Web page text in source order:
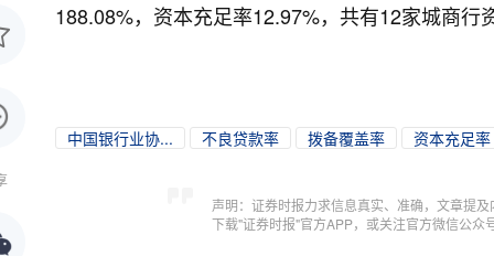
188.08%，资本充足率12.97%，共有12家城商
中国银行业协... 不良贷款率 拨备覆盖率 资本充足率
声明：证券时报力求信息真实、准确，文章提
下载"证券时报"官方APP，或关注官方微信公